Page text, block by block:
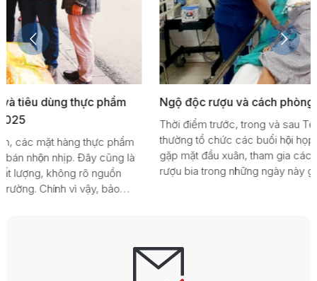
Ngộ độc rượu và cách phòng tránh ngộ độc rượu
Thời điểm trước, trong và sau Tết Nguyên đán, người dân
thường tổ chức các buổi hội họp ăn uống, liên hoan, tất niên,
gặp mặt đầu xuân, tham gia các lễ hội, do vậy nhu cầu sử dụng
rượu bia trong những ngày này gia tăng, số trường hợp phải
nhập viện do say rượu, ngộ độc rượu vì thế cũng cao hơn so